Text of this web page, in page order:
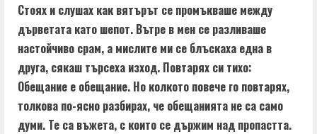
Стоях и слушах как вятърът се промъкваше между
дърветата като шепот. Вътре в мен се разливаше
настойчиво срам, а мислите ми се блъскаха една в
друга, сякаш търсеха изход. Повтарях си тихо:
Обещание е обещание. Но колкото повече го повтарях,
толкова по-ясно разбирах, че обещанията не са само
думи. Те са въжета, с които се държим над пропастта.